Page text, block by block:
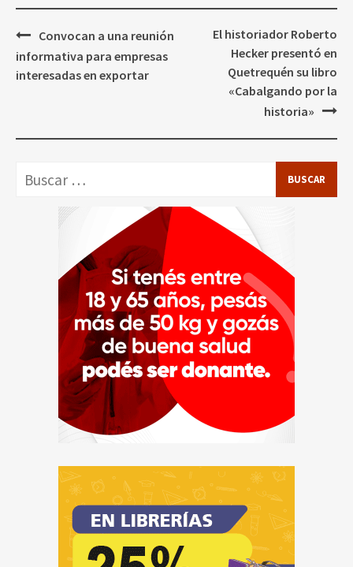
Navegación
de
entradas
Convocan a una reunión
informativa para empresas
interesadas en exportar
El historiador Roberto
Hecker presentó en
Quetrequén su libro
«Cabalgando por la
historia»
Buscar: